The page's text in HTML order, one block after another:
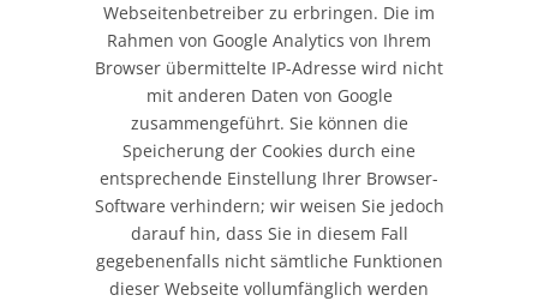
Webseitenbetreiber zu erbringen. Die im
Rahmen von Google Analytics von Ihrem
Browser übermittelte IP-Adresse wird nicht
mit anderen Daten von Google
zusammengeführt. Sie können die
Speicherung der Cookies durch eine
entsprechende Einstellung Ihrer Browser-
Software verhindern; wir weisen Sie jedoch
darauf hin, dass Sie in diesem Fall
gegebenenfalls nicht sämtliche Funktionen
dieser Webseite vollumfänglich werden